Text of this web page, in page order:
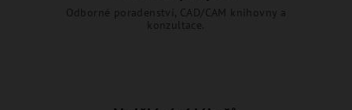
Odborné poradenství, CAD/CAM knihovny a
konzultace.